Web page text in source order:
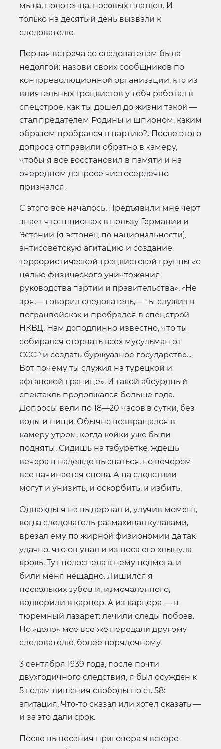
мыла, полотенца, носовых платков. И
только на десятый день вызвали к
следователю.
Первая встреча со следователем была
недолгой: назови своих сообщников по
контрреволюционной организации, кто из
влиятельных троцкистов у тебя работал в
спецстрое, как ты дошел до жизни такой —
стал предателем Родины и шпионом, каким
образом пробрался в партию?.. После этого
допроса отправили обратно в камеру,
чтобы я все восстановил в памяти и на
очередном допросе чистосердечно
признался.
С этого все началось. Предъявили мне черт
знает что: шпионаж в пользу Германии и
Эстонии (я эстонец по национальности),
антисоветскую агитацию и создание
террористической троцкистской группы «с
целью физического уничтожения
руководства партии и правительства». «Не
зря,— говорил следователь,— ты служил в
погранвойсках и пробрался в спецстрой
НКВД. Нам доподлинно известно, что ты
собирался оторвать всех мусульман от
СССР и создать буржуазное государство...
Вот почему ты служил на турецкой и
афганской границе». И такой абсурдный
спектакль продолжался больше года.
Допросы вели по 18—20 часов в сутки, без
воды и пищи. Обычно возвращался в
камеру утром, когда койки уже были
подняты. Сидишь на табуретке, ждешь
вечера в надежде выспаться, но вечером
все начинается снова. А на следствии
могут и унизить, и оскорбить, и избить.
Однажды я не выдержал и, улучив момент,
когда следователь размахивал кулаками,
врезал ему по жирной физиономии да так
удачно, что он упал и из носа его хлынула
кровь. Тут подоспела к нему подмога, и
били меня нещадно. Лишился я
нескольких зубов и, измочаленного,
водворили в карцер. А из карцера — в
тюремный лазарет: лечили следы побоев.
Но «дело» мое все же передали другому
следователю, более порядочному.
3 сентября 1939 года, после почти
двухгодичного следствия, я был осужден к
5 годам лишения свободы по ст. 58:
агитация. Что-то сказал или хотел сказать —
и за это дали срок.
После вынесения приговора я вскоре